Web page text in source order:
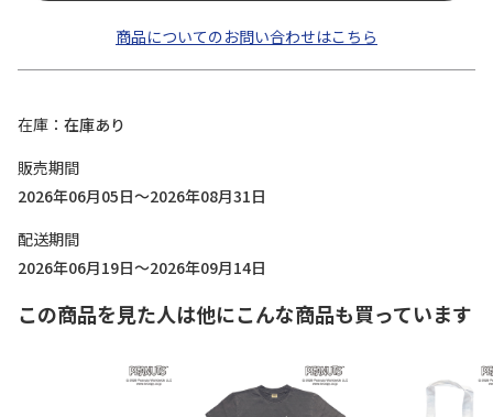
商品についてのお問い合わせはこちら
在庫
在庫あり
販売期間
2026年06月05日～2026年08月31日
配送期間
2026年06月19日～2026年09月14日
この商品を見た人は他にこんな商品も買っています